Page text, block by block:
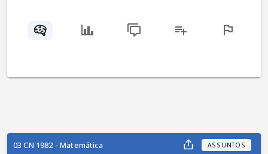
03 CN 1982 - Matemática ASSUNTOS